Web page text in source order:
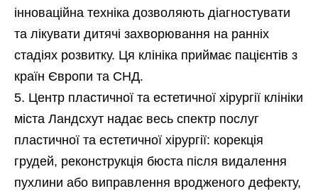
інноваційна техніка дозволяють діагностувати
та лікувати дитячі захворювання на ранніх
стадіях розвитку. Ця клініка приймає пацієнтів з
країн Європи та СНД.
Центр пластичної та естетичної хірургії клініки
міста Ландсхут надає весь спектр послуг
пластичної та естетичної хірургії: корекція
грудей, реконструкція бюста після видалення
пухлини або виправлення вродженого дефекту,